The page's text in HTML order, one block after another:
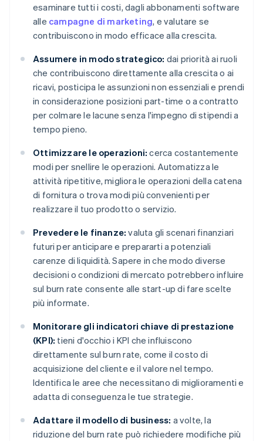
esaminare tutti i costi, dagli abbonamenti software
alle campagne di marketing, e valutare se
contribuiscono in modo efficace alla crescita.
Assumere in modo strategico: dai priorità ai ruoli
che contribuiscono direttamente alla crescita o ai
ricavi, posticipa le assunzioni non essenziali e prendi
in considerazione posizioni part-time o a contratto
per colmare le lacune senza l'impegno di stipendi a
tempo pieno.
Ottimizzare le operazioni: cerca costantemente
modi per snellire le operazioni. Automatizza le
attività ripetitive, migliora le operazioni della catena
di fornitura o trova modi più convenienti per
realizzare il tuo prodotto o servizio.
Prevedere le finanze: valuta gli scenari finanziari
futuri per anticipare e prepararti a potenziali
carenze di liquidità. Sapere in che modo diverse
decisioni o condizioni di mercato potrebbero influire
sul burn rate consente alle start-up di fare scelte
più informate.
Monitorare gli indicatori chiave di prestazione
(KPI): tieni d'occhio i KPI che influiscono
direttamente sul burn rate, come il costo di
acquisizione del cliente e il valore nel tempo.
Identifica le aree che necessitano di miglioramenti e
adatta di conseguenza le tue strategie.
Adattare il modello di business: a volte, la
riduzione del burn rate può richiedere modifiche più